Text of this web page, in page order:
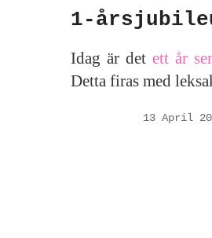
1-
Idag är det ett år
Detta firas med
13 April